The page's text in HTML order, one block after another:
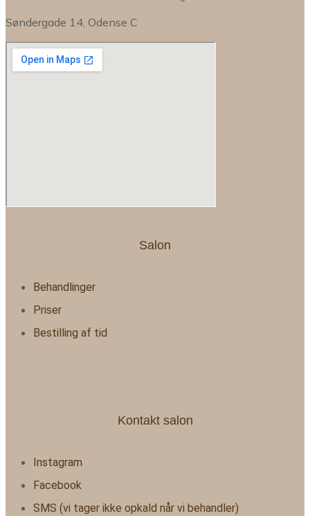
Søndergade 14, Odense C
Salon
Behandlinger
Priser
Bestilling af tid
Kontakt salon
Instagram
Facebook
SMS (vi tager ikke opkald når vi behandler)